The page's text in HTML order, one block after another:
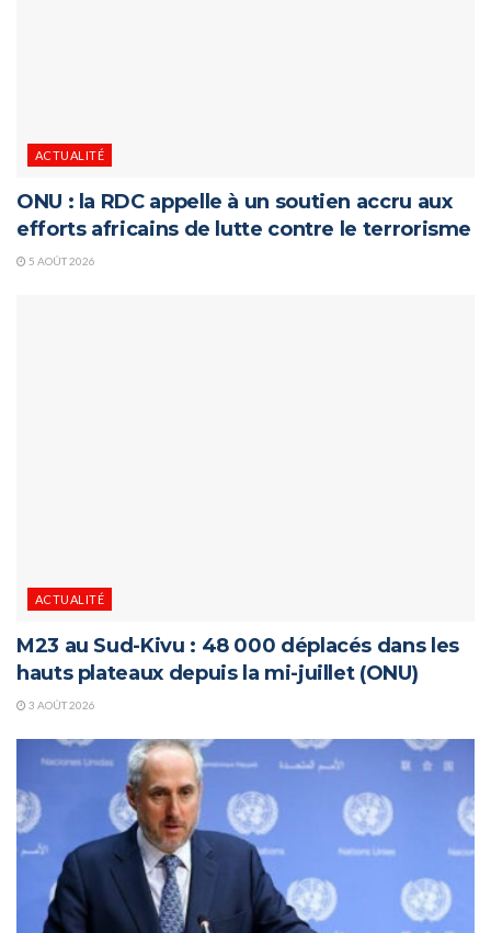
ACTUALITÉ
ONU : la RDC appelle à un soutien accru aux
efforts africains de lutte contre le terrorisme
5 AOÛT 2026
ACTUALITÉ
M23 au Sud-Kivu : 48 000 déplacés dans les
hauts plateaux depuis la mi-juillet (ONU)
3 AOÛT 2026